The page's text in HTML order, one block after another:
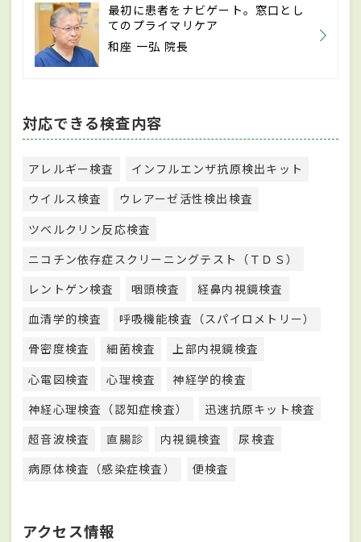
最初に患者をナビゲート。窓口とし
てのプライマリケア
和座 一弘 院長
対応できる検査内容
アレルギー検査
インフルエンザ抗原検出キット
ウイルス検査
ウレアーゼ活性検出検査
ツベルクリン反応検査
ニコチン依存症スクリーニングテスト（ＴＤＳ）
レントゲン検査
咽頭検査
経鼻内視鏡検査
血清学的検査
呼吸機能検査（スパイロメトリー）
骨密度検査
細菌検査
上部内視鏡検査
心電図検査
心理検査
神経学的検査
神経心理検査（認知症検査）
迅速抗原キット検査
超音波検査
直腸診 内視鏡検査
尿検査
病原体検査（感染症検査）
便検査
アクセス情報